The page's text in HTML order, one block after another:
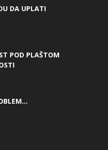
DA UPLATI
POD PLAŠTOM